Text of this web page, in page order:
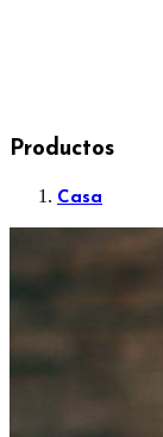
Productos
Casa